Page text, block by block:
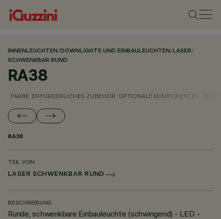
INNENLEUCHTEN/DOWNLIGHTS UND EINBAULEUCHTEN/LASER/
SCHWENKBAR RUND
RA38
FARBE ERFORDERLICHES ZUBEHÖR OPTIONALE KOMPONENTEN
RA38
TEIL VON
LASER SCHWENKBAR RUND
BESCHREIBUNG
Runde, schwenkbare Einbauleuchte (schwingend) - LED -